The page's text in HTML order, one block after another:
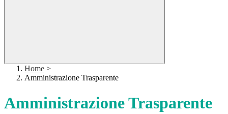
Home >
Amministrazione Trasparente
Amministrazione Trasparente